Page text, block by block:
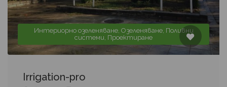
Интериорно озеленяване, Озеленяване, Поливни
системи, Проектиране
Irrigation-pro